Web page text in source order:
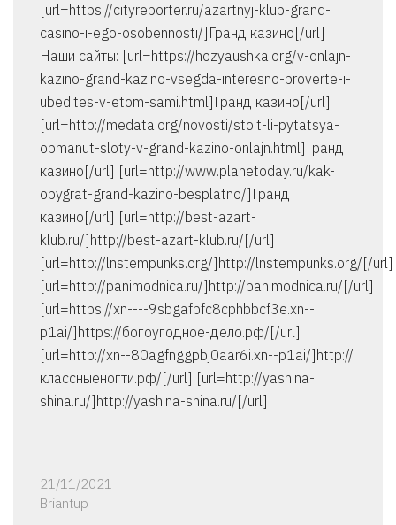
[url=https://cityreporter.ru/azartnyj-klub-grand-
casino-i-ego-osobennosti/]Гранд казино[/url]
Наши сайты: [url=https://hozyaushka.org/v-onlajn-
kazino-grand-kazino-vsegda-interesno-proverte-i-
ubedites-v-etom-sami.html]Гранд казино[/url]
[url=http://medata.org/novosti/stoit-li-pytatsya-
obmanut-sloty-v-grand-kazino-onlajn.html]Гранд
казино[/url] [url=http://www.planetoday.ru/kak-
obygrat-grand-kazino-besplatno/]Гранд
казино[/url] [url=http://best-azart-
klub.ru/]http://best-azart-klub.ru/[/url]
[url=http://lnstempunks.org/]http://lnstempunks.org/[/url]
[url=http://panimodnica.ru/]http://panimodnica.ru/[/url]
[url=https://xn----9sbgafbfc8cphbbcf3e.xn--
p1ai/]https://богоугодное-дело.рф/[/url]
[url=http://xn--80agfnggpbj0aar6i.xn--p1ai/]http://
классныеногти.рф/[/url] [url=http://yashina-
shina.ru/]http://yashina-shina.ru/[/url]
21/11/2021
Briantup